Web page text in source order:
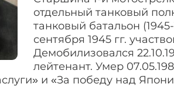
отдельный танковый
танковый батальон
сентября 1945 гг.
Демобилизовался
лейтенант. Умер
и «За победу над